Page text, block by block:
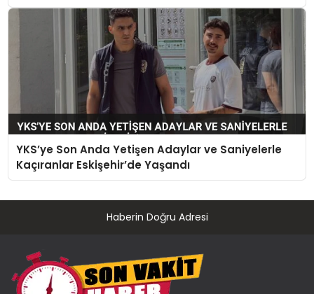
YKS’ye Son Anda Yetişen Adaylar ve Saniyelerle
Kaçıranlar Eskişehir’de Yaşandı
Haberin Doğru Adresi